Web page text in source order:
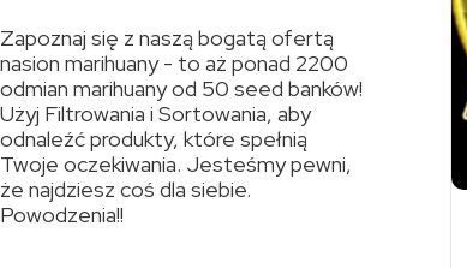
Zapoznaj się z naszą bogatą ofertą
nasion marihuany - to aż ponad 2200
odmian marihuany od 50 seed banków!
Użyj Filtrowania i Sortowania, aby
odnaleźć produkty, które spełnią
Twoje oczekiwania. Jesteśmy pewni,
że najdziesz coś dla siebie.
Powodzenia!!